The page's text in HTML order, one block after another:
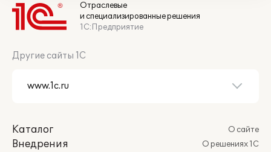
Отраслевые
и специализированные решения
1С:Предприятие
Другие сайты 1С
Каталог
Внедрения
О сайте
О решениях 1С